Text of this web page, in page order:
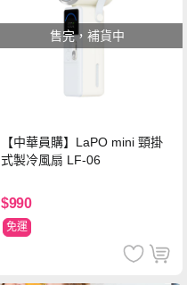
售完，補貨中
【中華員購】LaPO mini 頸掛
式製冷風扇 LF-06
$990
免運